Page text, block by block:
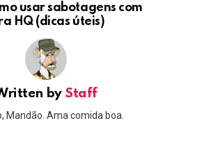
usar sabotagens com
HQ (dicas úteis)
by Staff
Mandão. Ama comida boa.